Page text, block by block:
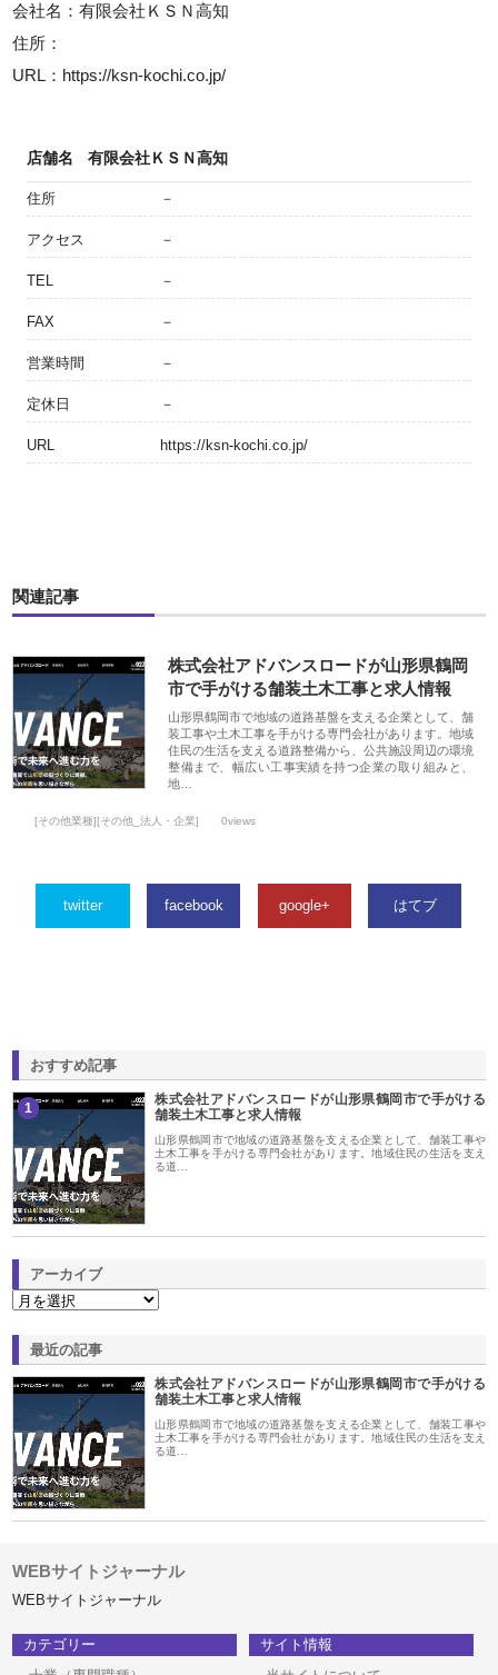
会社名：有限会社ＫＳＮ高知
住所：
URL：https://ksn-kochi.co.jp/
店舗名 有限会社ＫＳＮ高知
住所 －
アクセス －
TEL －
FAX －
営業時間 －
定休日 －
URL https://ksn-kochi.co.jp/
関連記事
株式会社アドバンスロードが山形県鶴岡
市で手がける舗装土木工事と求人情報
山形県鶴岡市で地域の道路基盤を支える企業として、舗
装工事や土木工事を手がける専門会社があります。地域
住民の生活を支える道路整備から、公共施設周辺の環境
整備まで、幅広い工事実績を持つ企業の取り組みと、
地…
[その他業種][その他_法人・企業] 0views
twitter facebook google+ はてブ
おすすめ記事
1
株式会社アドバンスロードが山形県鶴岡市で手がける
舗装土木工事と求人情報
山形県鶴岡市で地域の道路基盤を支える企業として、舗装工事や
土木工事を手がける専門会社があります。地域住民の生活を支え
る道…
アーカイブ
最近の記事
株式会社アドバンスロードが山形県鶴岡市で手がける
舗装土木工事と求人情報
山形県鶴岡市で地域の道路基盤を支える企業として、舗装工事や
土木工事を手がける専門会社があります。地域住民の生活を支え
る道…
WEBサイトジャーナル
WEBサイトジャーナル
カテゴリー
サイト情報